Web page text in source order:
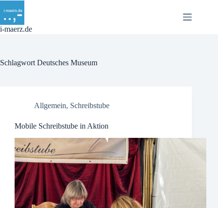
Inhalt
springen
i-maerz.de
Schlagwort Deutsches Museum
Allgemein, Schreibstube
Mobile Schreibstube in Aktion